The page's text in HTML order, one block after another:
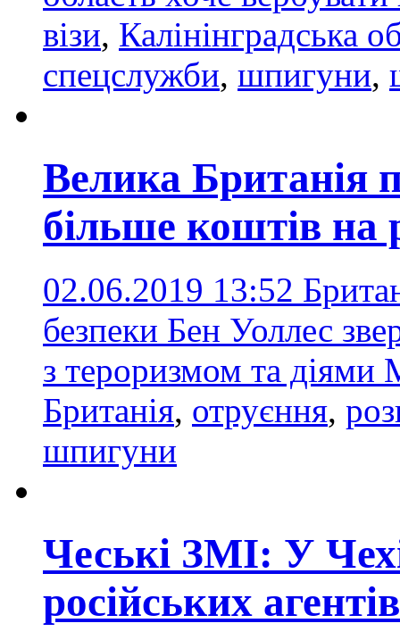
візи, Калінінградська
спецслужби, шпигуни,
Велика Британія
більше коштів на
02.06.2019 13:52
безпеки Бен Уоллес
з тероризмом та
Британія, отруєння,
шпигуни
Чеські ЗМІ: У
російських